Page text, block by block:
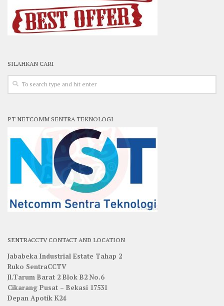
SILAHKAN CARI
PT NETCOMM SENTRA TEKNOLOGI
SENTRACCTV CONTACT AND LOCATION
Jababeka Industrial Estate Tahap 2
Ruko SentraCCTV
Jl.Tarum Barat 2 Blok B2 No.6
Cikarang Pusat – Bekasi 17531
Depan Apotik K24